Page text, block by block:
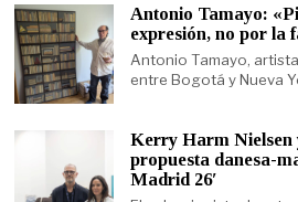
Antonio Tamayo:
expresión, no por la
Antonio Tamayo,
entre Bogotá y Nueva
Kerry Harm Nielsen
propuesta danesa-
Madrid 26′